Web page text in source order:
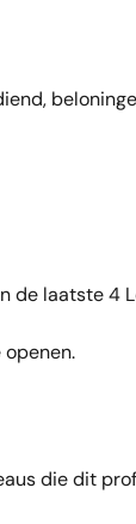
de laatste 4
die dit